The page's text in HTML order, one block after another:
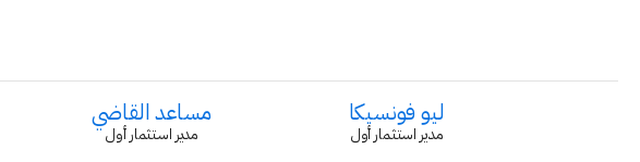
مساعد ‏القاضي
مدير استثمار أول
ليو فونسيكا
مدير استثمار أول